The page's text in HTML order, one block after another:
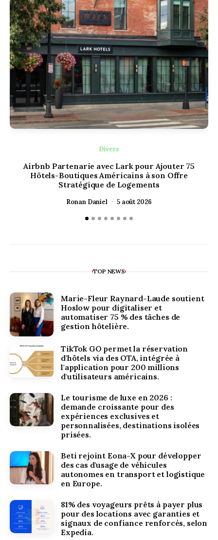
Divers
Airbnb Partenarie avec Lark pour Ajouter 75
Hôtels-Boutiques Américains à son Offre
Stratégique de Logements
Ronan Daniel 5 août 2026
TOP NEWS
Marie-Fleur Raynard-Laude soutient
Hoslow pour digitaliser et
automatiser 75 % des tâches de
gestion hôtelière.
TikTok GO permet la réservation
d'hôtels via des OTA, intégrée à
l'application pour 200 millions
d'utilisateurs américains.
Le tourisme de luxe en 2026 :
demande croissante pour des
expériences exclusives et
personnalisées, destinations isolées
prisées.
Beti rejoint Eona-X pour développer
des cas d'usage de véhicules
autonomes en transport et logistique
en Europe.
81% des voyageurs prêts à payer plus
pour des locations avec garanties et
signaux de confiance renforcés, selon
Expedia.